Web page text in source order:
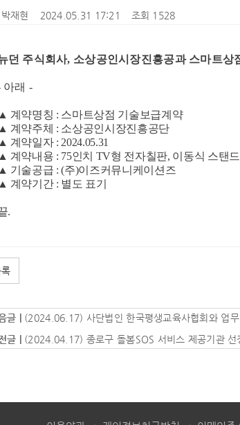
박재현 2024.05.31 17:21 조회 1528
던 주식회사, 소상공인시장진흥공과 스마트상
아래 -
▲ 계약명칭 : 스마트상점 기술보급계약
▲ 계약주체 : 소상공인시장진흥공단
▲ 계약일자 : 2024.05.31
▲ 계약내용 : 75인치 TV형 전자칠판, 이동식 스탠
▲ 기술공급 : (주)이즈커뮤니케이션즈
▲ 계약기간 : 별도 표기
.
글 | (2024.06.17) 사단법인 한국평생교육사협회와 업
글 | (2024.04.17) 종로구 돌봄SOS 서비스 제공기관 선